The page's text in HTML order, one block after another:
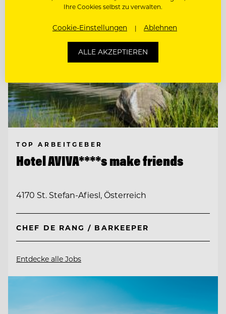
TOP ARBEITGEBER
Hotel AVIVA****s make friends
4170 St. Stefan-Afiesl, Österreich
CHEF DE RANG / BARKEEPER
Entdecke alle Jobs
Ihre Cookies selbst zu verwalten.
Cookie-Einstellungen Ablehnen
ALLE AKZEPTIEREN